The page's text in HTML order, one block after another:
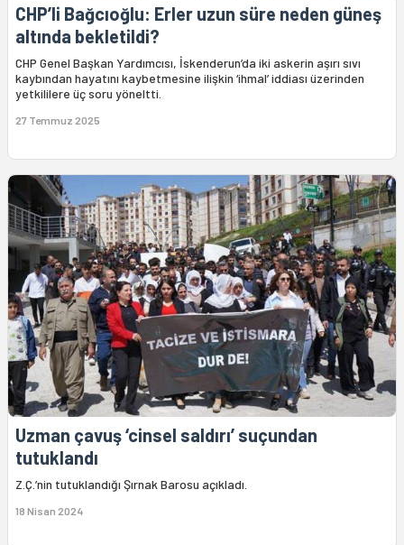
CHP’li Bağcıoğlu: Erler uzun süre neden güneş
altında bekletildi?
CHP Genel Başkan Yardımcısı, İskenderun’da iki askerin aşırı sıvı
kaybından hayatını kaybetmesine ilişkin ‘ihmal’ iddiası üzerinden
yetkililere üç soru yöneltti.
27 Temmuz 2025
Uzman çavuş ‘cinsel saldırı’ suçundan
tutuklandı
Z.Ç.’nin tutuklandığı Şırnak Barosu açıkladı.
18 Nisan 2024